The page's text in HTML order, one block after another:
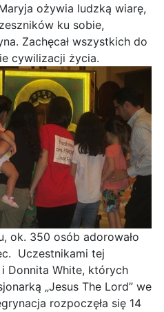
ożywia ludzką wiarę,
ku sobie,
Zachęcał wszystkich do
cywilizacji życia.
ok. 350 osób adorowało
Uczestnikami tej
Donnita White, których
„Jesus The Lord” we
rozpoczęła się 14